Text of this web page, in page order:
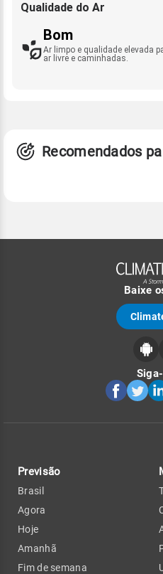
Qualidade do Ar
Bom
Ar limpo e qualidade elevada
ar livre e caminhadas.
Recomendados
Baixe
Previsão
Brasil
Agora
Hoje
Amanhã
Fim de semana